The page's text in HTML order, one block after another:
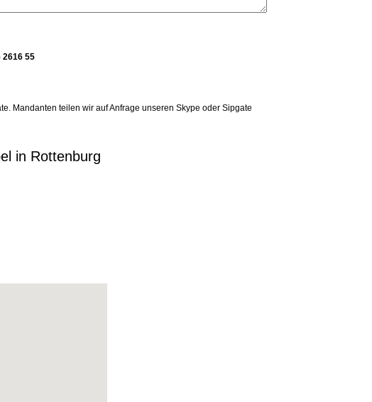
2616 55
Mandanten teilen wir auf Anfrage unseren Skype oder Sipgate
in Rottenburg